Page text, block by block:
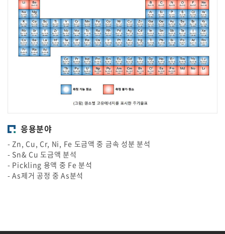
응용분야
- Zn, Cu, Cr, Ni, Fe 도금액 중 금속 성분 분석
- Sn& Cu 도금액 분석
- Pickling 용액 중 Fe 분석
- As제거 공정 중 As분석